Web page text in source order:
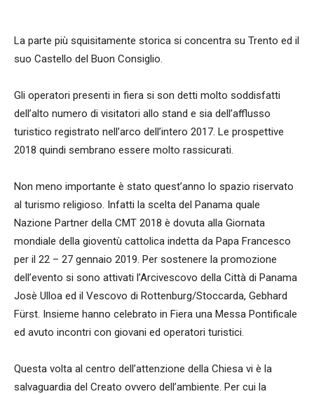
La parte più squisitamente storica si concentra su Trento ed il
suo Castello del Buon Consiglio.
Gli operatori presenti in fiera si son detti molto soddisfatti
dell’alto numero di visitatori allo stand e sia dell’afflusso
turistico registrato nell’arco dell’intero 2017. Le prospettive
2018 quindi sembrano essere molto rassicurati.
Non meno importante è stato quest’anno lo spazio riservato
al turismo religioso. Infatti la scelta del Panama quale
Nazione Partner della CMT 2018 è dovuta alla Giornata
mondiale della gioventù cattolica indetta da Papa Francesco
per il 22 – 27 gennaio 2019. Per sostenere la promozione
dell’evento si sono attivati l’Arcivescovo della Città di Panama
Josè Ulloa ed il Vescovo di Rottenburg/Stoccarda, Gebhard
Fürst. Insieme hanno celebrato in Fiera una Messa Pontificale
ed avuto incontri con giovani ed operatori turistici.
Questa volta al centro dell’attenzione della Chiesa vi è la
salvaguardia del Creato ovvero dell’ambiente. Per cui la